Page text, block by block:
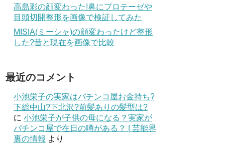
高島彩の顔変わった!鼻にプロテーゼや
目頭切開整形を画像で検証してみた
MISIA(ミーシャ)の顔変わったけど整形
した?昔と現在を画像で比較
最近のコメント
小池栄子の実家はパチンコ屋お金持ち?
下総中山?下北沢?前髪ありの髪型は?
に 小池栄子が子供の母になる？実家が
パチンコ屋で在日の噂がある？ | 芸能界
裏の情報 より